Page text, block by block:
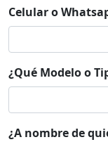
Celular o
¿Qué Modelo o
¿A nombre de